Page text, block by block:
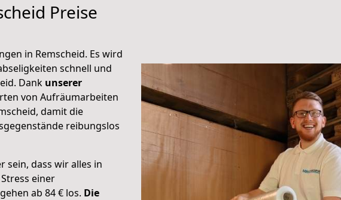
Preise
in Remscheid. Es wird
schnell und
Dank unserer
von Aufräumarbeiten
damit die
reibungslos
sein, dass wir alles in
einer
ab 84 € los. Die